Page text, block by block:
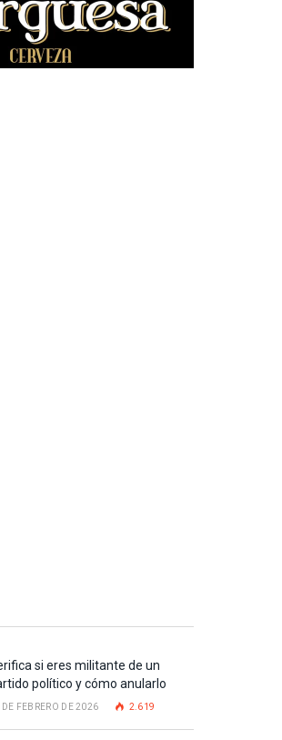
si eres militante de un
político y cómo anularlo
FEBRERO DE 2026 2.619